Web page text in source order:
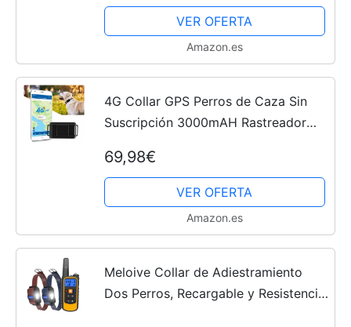
mm. y Grosor 2,5 mm. en Color
Naranja de Alta visivilidad.
VER OFERTA
Amazon.es
4G Collar GPS Perros de Caza Sin
Suscripción 3000mAH Rastreador
Micrófono Seguimiento en Tiempo
Real Llamadas de Voz Alarma...
69,98€
VER OFERTA
Amazon.es
Meloive Collar de Adiestramiento
Dos Perros, Recargable y Resistencia